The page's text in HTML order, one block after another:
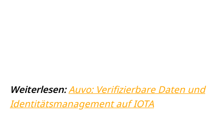
Weiterlesen:Auvo: Verifizierbare Daten und
Identitätsmanagement auf IOTA